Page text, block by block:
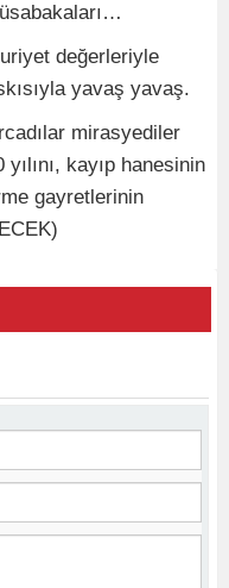
değerleriyle
yavaş yavaş.
mirasyediler
kayıp hanesinin
gayretlerinin